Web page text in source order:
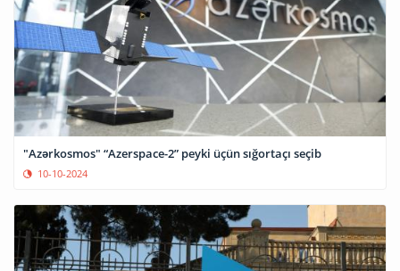
"Azərkosmos" “Azerspace-2” peyki üçün sığortaçı seçib
10-10-2024